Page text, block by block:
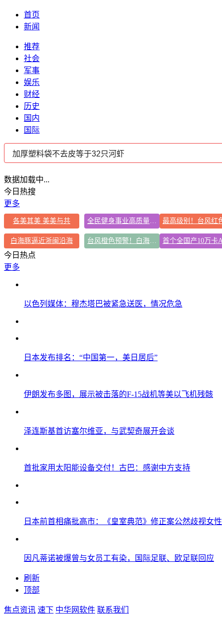
首页
新闻
推荐
社会
军事
娱乐
财经
历史
国内
国际
数据加载中...
今日热搜
更多
各美其美 美美与共 全民健身事业高质量发展
白海豚逼近浙闽沿海 台风橙色预警！白海豚逼近浙闽沿海
今日热点
更多
以色列媒体：穆杰塔巴被紧急送医，情况危急
日本发布排名：“中国第一，美日居后”
伊朗发布多图，展示被击落的F-15战机等美以飞机残骸
泽连斯基首访塞尔维亚，与武契奇展开会谈
首批家用太阳能设备交付！古巴：感谢中方支持
日本前首相痛批高市：《皇室典范》修正案公然歧视女性
因凡蒂诺被爆曾与女员工有染，国际足联、欧足联回应
刷新
顶部
焦点资讯 速下 中华网软件 联系我们